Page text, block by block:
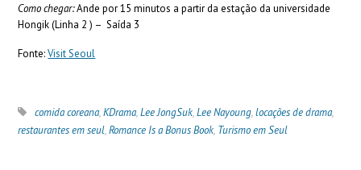
Como chegar:Ande por 15 minutos a partir da estação da universidade
Hongik (Linha 2 ) – Saída 3
Fonte:Visit Seoul
comida coreana,KDrama,Lee JongSuk,Lee Nayoung,locações de drama,
restaurantes em seul,Romance Is a Bonus Book, Turismo em Seul